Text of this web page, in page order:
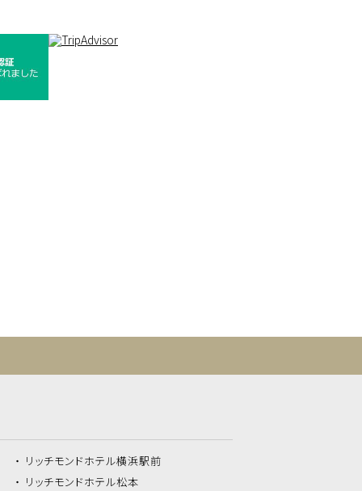
リッチモンドホテル横浜駅前
リッチモンドホテル松本